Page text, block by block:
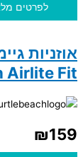
לפרטים
Airlite Fit
₪159